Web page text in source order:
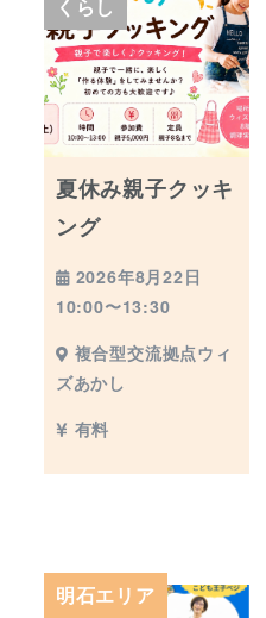
くらし
夏休み親子クッキ
ング
2026年8月22日
10:00〜13:30
複合型交流拠点ウィ
ズあかし
有料
明石エリア